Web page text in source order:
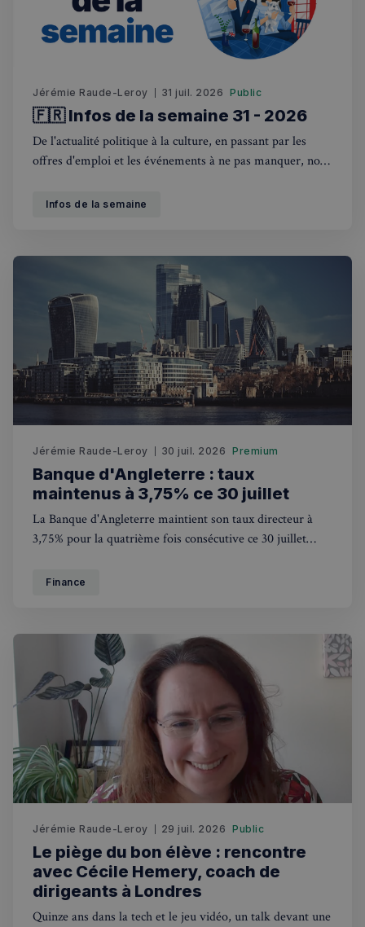
Jérémie Raude-Leroy 31 juil. 2026 Public
🇫🇷 Infos de la semaine 31 - 2026
De l'actualité politique à la culture, en passant par les
offres d'emploi et les événements à ne pas manquer, nous
passe outre-Manche. Rejoignez-nous dans ce voyage
Infos de la semaine
Jérémie Raude-Leroy 30 juil. 2026 Premium
Banque d'Angleterre : taux
maintenus à 3,75% ce 30 juillet
La Banque d'Angleterre maintient son taux directeur à
3,75% pour la quatrième fois consécutive ce 30 juillet
Uni.Finance
Jérémie Raude-Leroy 29 juil. 2026 Public
Le piège du bon élève : rencontre
avec Cécile Hemery, coach de
dirigeants à Londres
Quinze ans dans la tech et le jeu vidéo, un talk devant une